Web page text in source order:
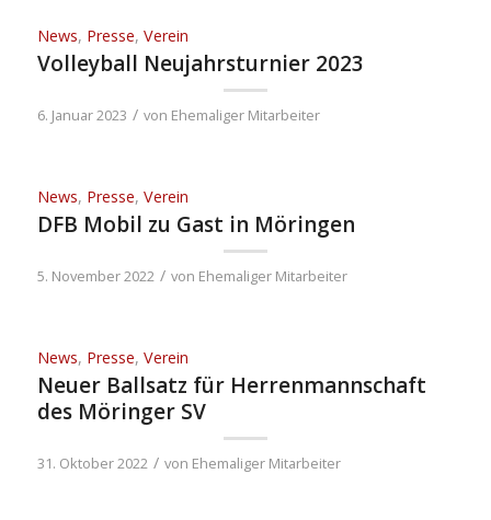
News, Presse, Verein
Volleyball Neujahrsturnier 2023
6. Januar 2023 / von Ehemaliger Mitarbeiter
News, Presse, Verein
DFB Mobil zu Gast in Möringen
5. November 2022 / von Ehemaliger Mitarbeiter
News, Presse, Verein
Neuer Ballsatz für Herrenmannschaft
des Möringer SV
31. Oktober 2022 / von Ehemaliger Mitarbeiter